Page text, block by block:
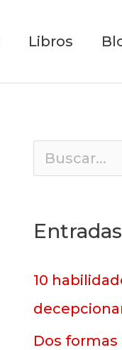
Libros
s
a
r
p
10
Dos